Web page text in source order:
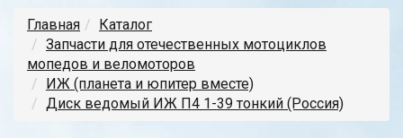
Главная
Каталог
Запчасти для отечественных мотоциклов
мопедов и веломоторов
ИЖ (планета и юпитер вместе)
Диск ведомый ИЖ П4 1-39 тонкий (Россия)